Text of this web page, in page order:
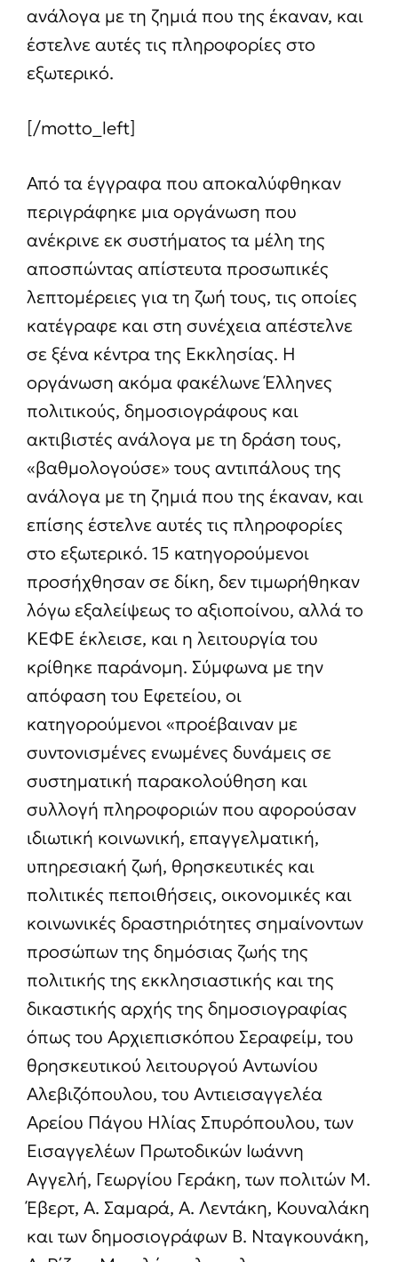
ανάλογα με τη ζημιά που της έκαναν, και
έστελνε αυτές τις πληροφορίες στο
εξωτερικό.
[/motto_left]
Από τα έγγραφα που αποκαλύφθηκαν
περιγράφηκε μια οργάνωση που
ανέκρινε εκ συστήματος τα μέλη της
αποσπώντας απίστευτα προσωπικές
λεπτομέρειες για τη ζωή τους, τις οποίες
κατέγραφε και στη συνέχεια απέστελνε
σε ξένα κέντρα της Εκκλησίας. Η
οργάνωση ακόμα φακέλωνε Έλληνες
πολιτικούς, δημοσιογράφους και
ακτιβιστές ανάλογα με τη δράση τους,
«βαθμολογούσε» τους αντιπάλους της
ανάλογα με τη ζημιά που της έκαναν, και
επίσης έστελνε αυτές τις πληροφορίες
στο εξωτερικό. 15 κατηγορούμενοι
προσήχθησαν σε δίκη, δεν τιμωρήθηκαν
λόγω εξαλείψεως το αξιοποίνου, αλλά το
ΚΕΦΕ έκλεισε, και η λειτουργία του
κρίθηκε παράνομη. Σύμφωνα με την
απόφαση του Εφετείου, οι
κατηγορούμενοι «προέβαιναν με
συντονισμένες ενωμένες δυνάμεις σε
συστηματική παρακολούθηση και
συλλογή πληροφοριών που αφορούσαν
ιδιωτική κοινωνική, επαγγελματική,
υπηρεσιακή ζωή, θρησκευτικές και
πολιτικές πεποιθήσεις, οικονομικές και
κοινωνικές δραστηριότητες σημαίνοντων
προσώπων της δημόσιας ζωής της
πολιτικής της εκκλησιαστικής και της
δικαστικής αρχής της δημοσιογραφίας
όπως του Αρχιεπισκόπου Σεραφείμ, του
θρησκευτικού λειτουργού Αντωνίου
Αλεβιζόπουλου, του Αντιεισαγγελέα
Αρείου Πάγου Ηλίας Σπυρόπουλου, των
Εισαγγελέων Πρωτοδικών Ιωάννη
Αγγελή, Γεωργίου Γεράκη, των πολιτών Μ.
Έβερτ, Α. Σαμαρά, Α. Λεντάκη, Κουναλάκη
και των δημοσιογράφων Β. Νταγκουνάκη,